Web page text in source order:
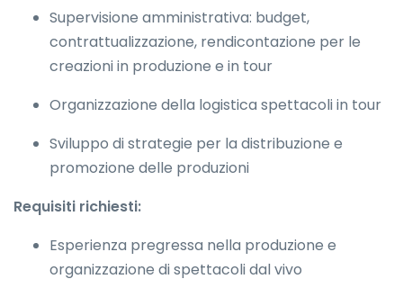
Supervisione amministrativa: budget,
contrattualizzazione, rendicontazione per le
creazioni in produzione e in tour
Organizzazione della logistica spettacoli in tour
Sviluppo di strategie per la distribuzione e
promozione delle produzioni
Requisiti richiesti:
Esperienza pregressa nella produzione e
organizzazione di spettacoli dal vivo